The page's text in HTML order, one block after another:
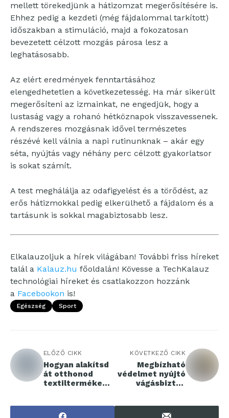
mellett törekedjünk a hátizomzat megerősítésére is.
Ehhez pedig a kezdeti (még fájdalommal tarkított)
időszakban a stimuláció, majd a fokozatosan
bevezetett célzott mozgás párosa lesz a
leghatásosabb.
Az elért eredmények fenntartásához
elengedhetetlen a következetesség. Ha már sikerült
megerősíteni az izmainkat, ne engedjük, hogy a
lustaság vagy a rohanó hétköznapok visszavessenek.
A rendszeres mozgásnak idővel természetes
részévé kell válnia a napi rutinunknak – akár egy
séta, nyújtás vagy néhány perc célzott gyakorlatsor
is sokat számít.
A test meghálálja az odafigyelést és a törődést, az
erős hátizmokkal pedig elkerülhető a fájdalom és a
tartásunk is sokkal magabiztosabb lesz.
Elkalauzoljuk a hírek világában! További friss híreket
talál a Kalauz.hu főoldalán! Kövesse a TechKalauz
technológiai híreket és csatlakozzon hozzánk
a Facebookon is!
Egészség Sport
ELŐZŐ CIKK
Hogyan alakítsd
át otthonod
textiltermékekk
KÖVETKEZŐ CIKK
Megbízható
védelmet nyújtó
vágásbiztos